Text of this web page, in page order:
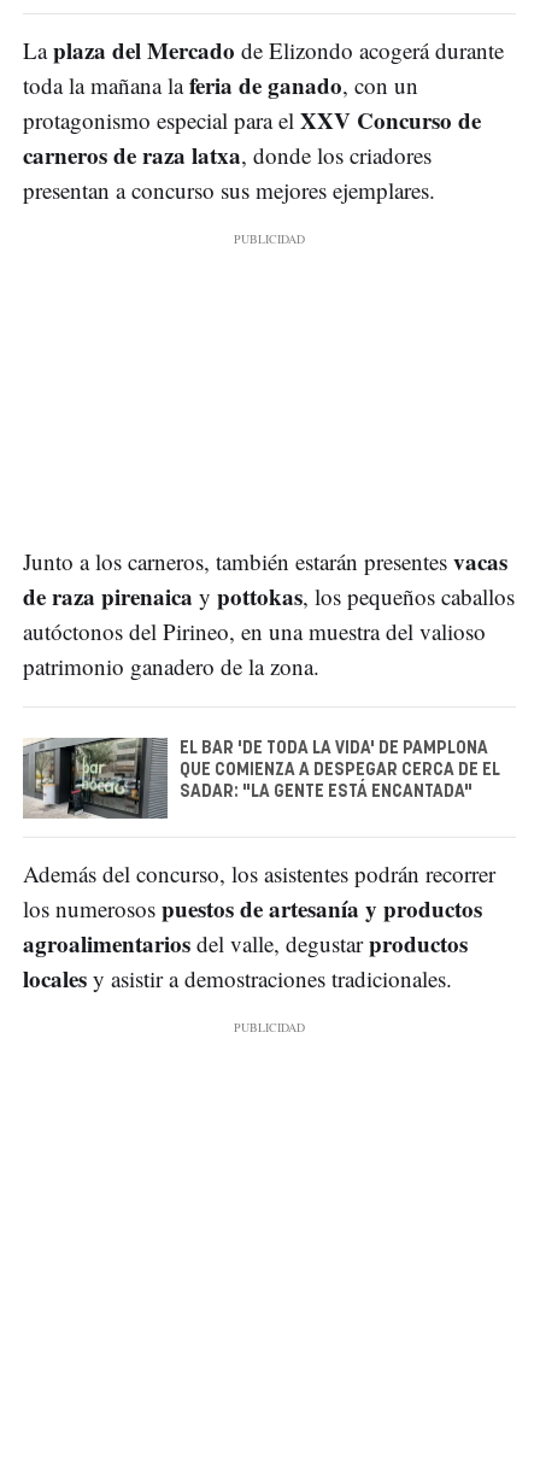
Laplaza del Mercado de Elizondo acogerá durante
toda la mañana laferia de ganado, con un
protagonismo especial para el XXV Concurso de
carneros de raza latxa, donde los criadores
presentan a concurso sus mejores ejemplares.
Junto a los carneros, también estarán presentes vacas
de raza pirenaica y pottokas, los pequeños caballos
autóctonos del Pirineo, en una muestra del valioso
patrimonio ganadero de la zona.
EL BAR 'DE TODA LA VIDA' DE PAMPLONA
QUE COMIENZA A DESPEGAR CERCA DE EL
SADAR: "LA GENTE ESTÁ ENCANTADA"
Además del concurso, los asistentes podrán recorrer
los numerosos puestos de artesanía y productos
agroalimentarios del valle, degustarproductos
locales y asistir a demostraciones tradicionales.